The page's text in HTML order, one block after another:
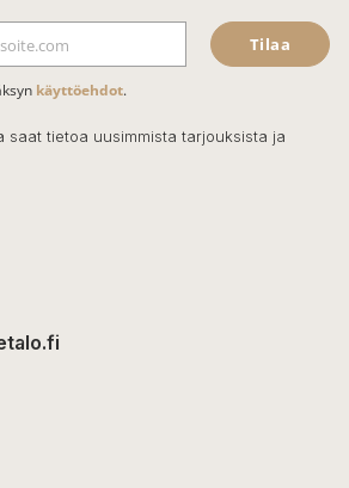
Tilaa
käyttöehdot.
saat tietoa uusimmista tarjouksista ja